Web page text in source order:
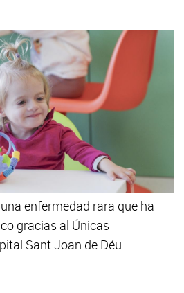
enfermedad rara que ha
gracias al Únicas
Sant Joan de Déu